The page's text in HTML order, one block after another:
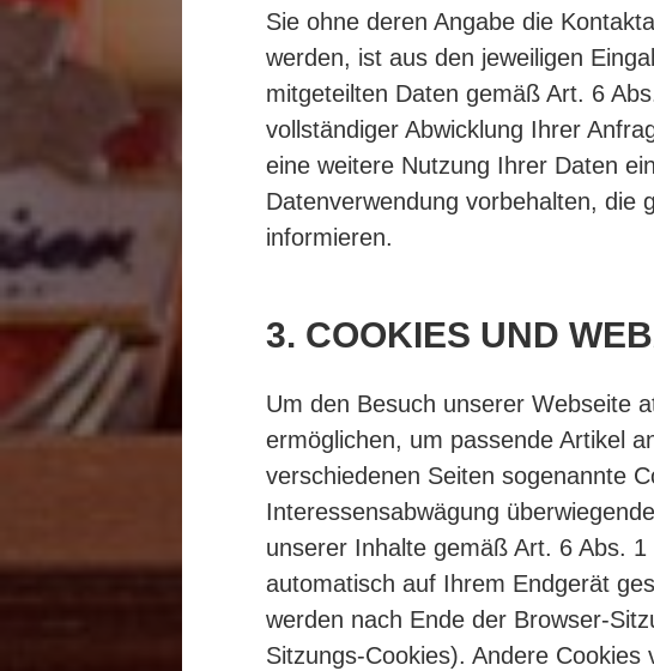
Sie ohne deren Angabe die
werden, ist aus den jeweiligen
mitgeteilten Daten gemäß Art. 6
vollständiger Abwicklung Ihrer
eine weitere Nutzung Ihrer Daten
Datenverwendung vorbehalten, die
informieren.
3. COOKIES UND
Um den Besuch unserer Webseite
ermöglichen, um passende Artikel
verschiedenen Seiten sogenannte
Interessensabwägung
unserer Inhalte gemäß Art. 6 Abs.
automatisch auf Ihrem Endgerät
werden nach Ende der Browser-
Sitzungs-Cookies). Andere